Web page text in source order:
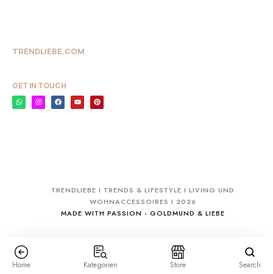
TRENDLIEBE.COM
GET IN TOUCH
TRENDLIEBE I TRENDS & LIFESTYLE I LIVING UND
WOHNACCESSOIRES I 2026
MADE WITH PASSION - GOLDMUND & LIEBE
Home Kategorien Store Search